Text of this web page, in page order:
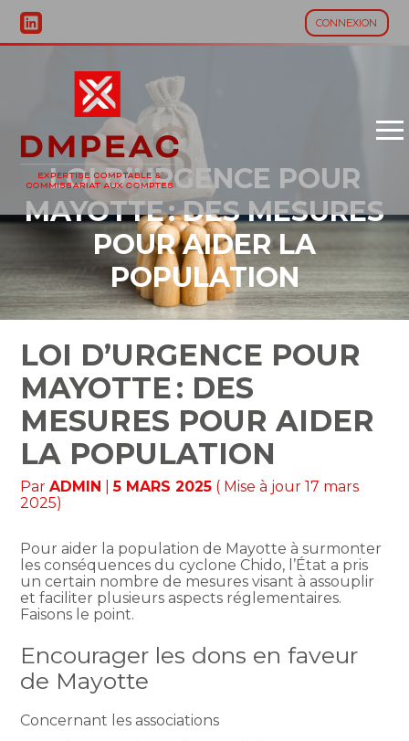
CONNEXION
Aller
contenuLOI D’URGENCE POUR
MAYOTTE : DES MESURES
POUR AIDER LA
POPULATION
LOI D’URGENCE POUR
MAYOTTE : DES
MESURES POUR AIDER
LA POPULATION
ParADMIN |5 MARS 2025 ( Mise à jour 17 mars
2025)
Pour aider la population de Mayotte à surmonter
les conséquences du cyclone Chido, l’État a pris
un certain nombre de mesures visant à assouplir
et faciliter plusieurs aspects réglementaires.
Faisons le point.
Encourager les dons en faveur
de Mayotte
Concernant les associations